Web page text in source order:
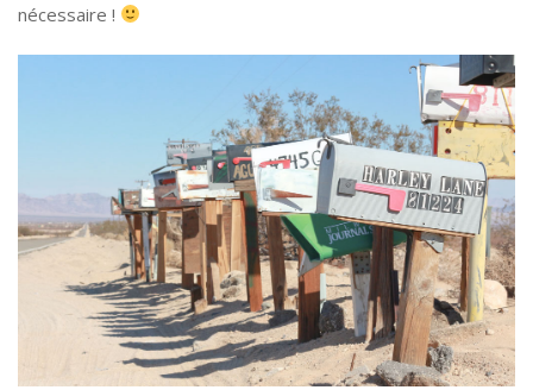
nécessaire !